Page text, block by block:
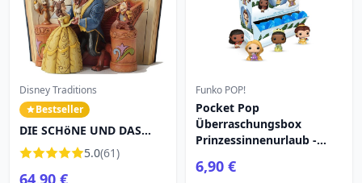
Disney Traditions
Bestseller
DIE SCHöNE UND DAS
BIEST MäRCHENBUCH
DISNEY TRADITIONS
5.0(61)
64,90 €
Funko POP!
Pocket Pop
Überraschungsbox
Prinzessinnenurlaub -
6,90 €